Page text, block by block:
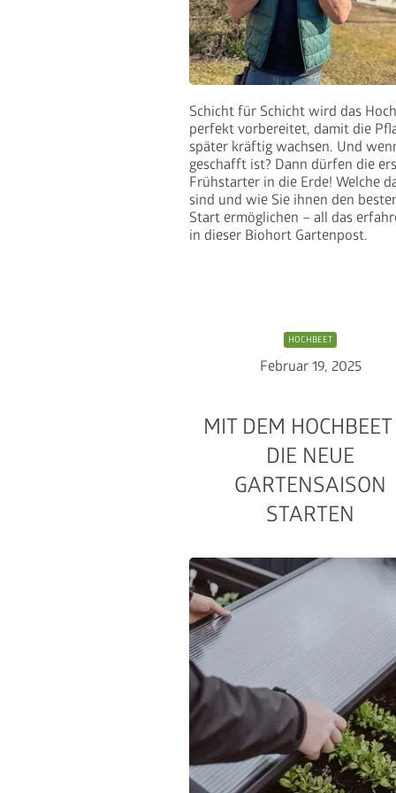
Schicht für Schicht wird das
perfekt vorbereitet, damit die
später kräftig wachsen. Und
geschafft ist? Dann dürfen die
Frühstarter in die Erde! Welche
sind und wie Sie ihnen den
Start ermöglichen – all das
in dieser Biohort Gartenpost.
HOCHBEET
Februar 19, 2025
MIT DEM
DIE NEUE
GARTENSAISON
STARTEN